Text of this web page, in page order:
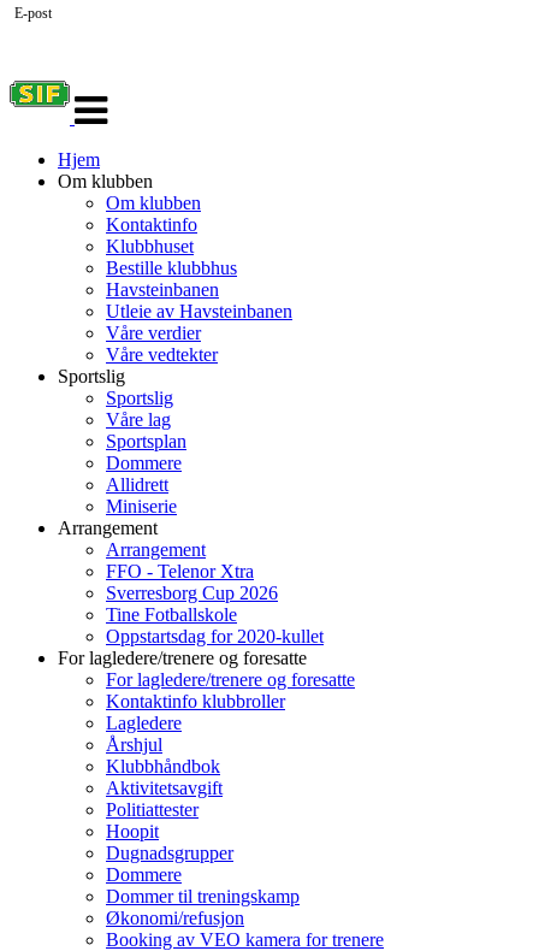
navigasjon
Hjem
Om klubben
Om klubben
Kontaktinfo
Klubbhuset
Bestille klubbhus
Havsteinbanen
Utleie av Havsteinbanen
Våre verdier
Våre vedtekter
Sportslig
Sportslig
Våre lag
Sportsplan
Dommere
Allidrett
Miniserie
Arrangement
Arrangement
FFO - Telenor Xtra
Sverresborg Cup 2026
Tine Fotballskole
Oppstartsdag for 2020-kullet
For lagledere/trenere og foresatte
For lagledere/trenere og foresatte
Kontaktinfo klubbroller
Lagledere
Årshjul
Klubbhåndbok
Aktivitetsavgift
Politiattester
Hoopit
Dugnadsgrupper
Dommere
Dommer til treningskamp
Økonomi/refusjon
Booking av VEO kamera for trenere
E-post